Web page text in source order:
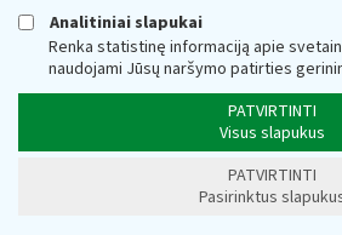
Analitiniai slapukai
Renka statistinę informaciją apie
naudojami Jūsų naršymo patirties
PATVIRTINTI
Visus slapukus
PATVIRTINTI
Pasirinktus